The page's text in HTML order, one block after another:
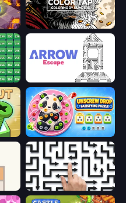
Color Tap: Coloring by Numbers
Arrow Escape
Screw Out: Bolts and Nuts Unscrew Drop: Satisfying Puzzle
Arrow Escape: Puzzle